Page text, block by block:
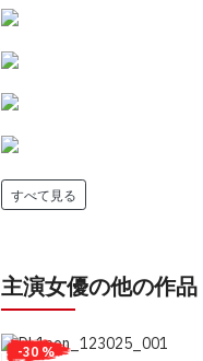
すべて見る
主演女優の他の作品
-30 %